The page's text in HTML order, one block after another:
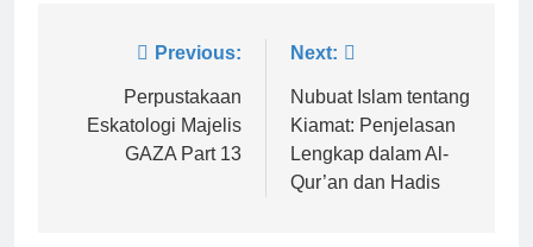
NavigasiPrevious:
Perpustakaan
Eskatologi Majelis
GAZA Part 13
Next:
Nubuat Islam tentang
Kiamat: Penjelasan
Lengkap dalam Al-
Qur’an dan Hadis